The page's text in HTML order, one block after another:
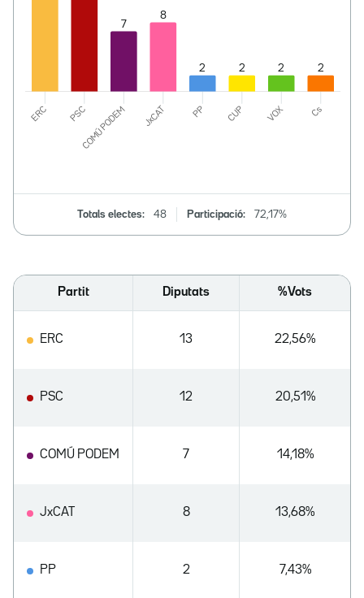
Totals electes: 48 Participació: 72,17%
Partit Diputats %Vots
ERC 13 22,56%
PSC 12 20,51%
COMÚ PODEM 7 14,18%
JxCAT 8 13,68%
PP 2 7,43%